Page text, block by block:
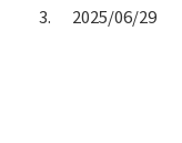
3.
2025/06/29